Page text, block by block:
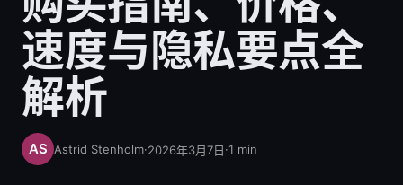
速度与隐私要点全
解析
Astrid Stenholm·2026年3月7日·1 min